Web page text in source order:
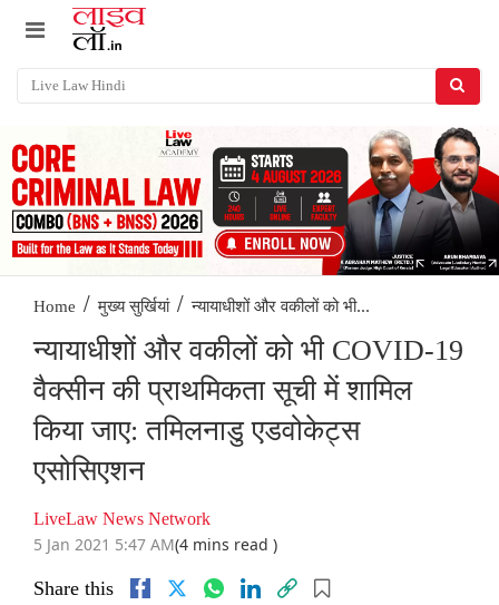
Home / मुख्य सुर्खियां / न्यायाधीशों और वकीलों को भी...
न्यायाधीशों और वकीलों को भी COVID-19
वैक्सीन की प्राथमिकता सूची में शामिल
किया जाए: तमिलनाडु एडवोकेट्स
एसोसिएशन
LiveLaw News Network
5 Jan 2021 5:47 AM(4 mins read )
Share this